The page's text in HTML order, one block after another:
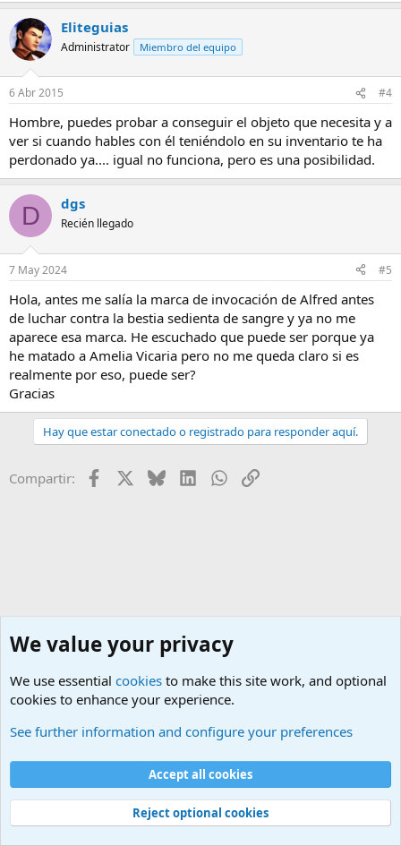
Eliteguias
Administrator Miembro del equipo
6 Abr 2015 #4
Hombre, puedes probar a conseguir el objeto que necesita y a
ver si cuando hables con él teniéndolo en su inventario te ha
perdonado ya.... igual no funciona, pero es una posibilidad.
D dgs
Recién llegado
7 May 2024 #5
Hola, antes me salía la marca de invocación de Alfred antes
de luchar contra la bestia sedienta de sangre y ya no me
aparece esa marca. He escuchado que puede ser porque ya
he matado a Amelia Vicaria pero no me queda claro si es
realmente por eso, puede ser?
Gracias
Hay que estar conectado o registrado para responder aquí.
Compartir: Facebook BlueskyLinkedInWhatsApp
Enlace
Cookies
Default Style
Términos y reglas Política de privacidad
Portal
R
We value your privacy
We use essential cookies to make this site work, and optional
cookies to enhance your experience.
See further information and configure your preferences
Accept all cookies
Reject optional cookies